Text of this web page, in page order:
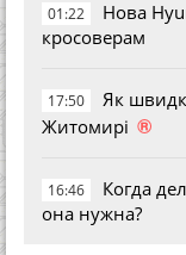
01:22
Нова
кросоверам
17:50
Як
Житомирі ®
16:46
Когда
она нужна?